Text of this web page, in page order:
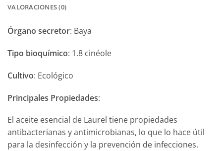
VALORACIONES (0)
Órgano secretor: Baya
Tipo bioquímico: 1.8 cinéole
Cultivo: Ecológico
Principales Propiedades:
El aceite esencial de Laurel tiene propiedades
antibacterianas y antimicrobianas, lo que lo hace útil
para la desinfección y la prevención de infecciones.